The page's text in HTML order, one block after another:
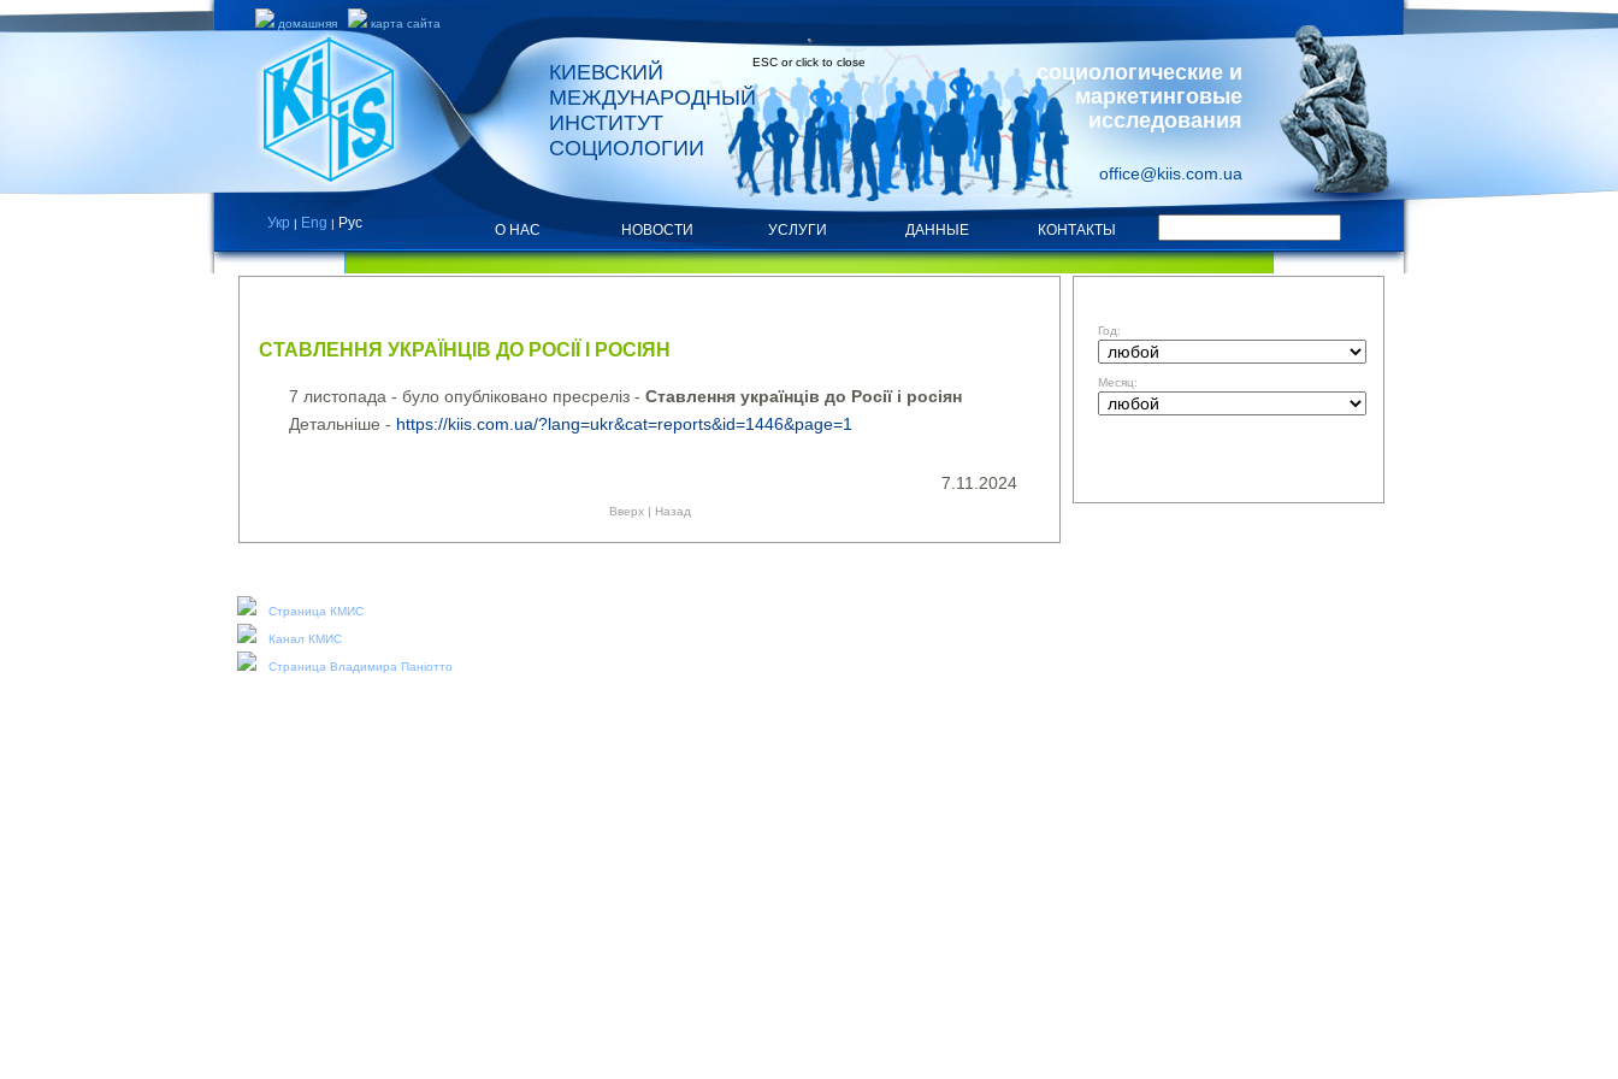
домашняя карта сайта
КИЕВСКИЙ
МЕЖДУНАРОДНЫЙ
ИНСТИТУТ
СОЦИОЛОГИИ
социологические и
маркетинговые
исследования
office@kiis.com.ua
Укр | Eng | Рус О НАС НОВОСТИ УСЛУГИ ДАННЫЕ КОНТАКТЫ
ESC or click to close
СТАВЛЕННЯ УКРАЇНЦІВ ДО РОСІЇ І РОСІЯН
7 листопада - було опубліковано пресреліз - Ставлення українців до Росії і росіян
Детальніше - https://kiis.com.ua/?lang=ukr&cat=reports&id=1446&page=1
7.11.2024
Вверх| Назад
Год:
Месяц:
Страница КМИС
Канал КМИС
Страница Владимира Паніотто